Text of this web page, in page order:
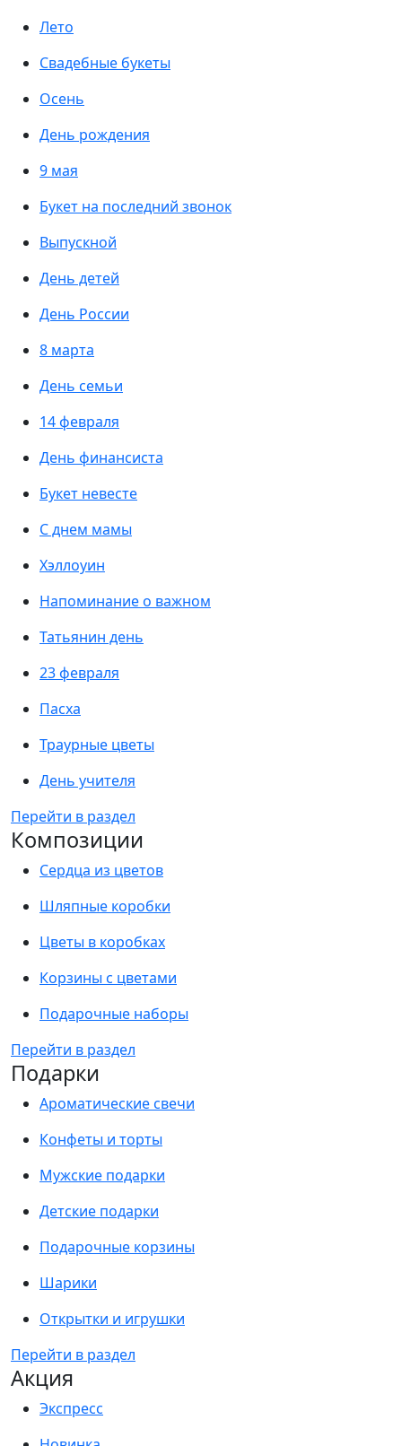
Лето
Свадебные букеты
Осень
День рождения
9 мая
Букет на последний звонок
Выпускной
День детей
День России
8 марта
День семьи
14 февраля
День финансиста
Букет невесте
С днем мамы
Хэллоуин
Напоминание о важном
Татьянин день
23 февраля
Пасха
Траурные цветы
День учителя
Перейти в раздел
Композиции
Сердца из цветов
Шляпные коробки
Цветы в коробках
Корзины с цветами
Подарочные наборы
Перейти в раздел
Подарки
Ароматические свечи
Конфеты и торты
Мужские подарки
Детские подарки
Подарочные корзины
Шарики
Открытки и игрушки
Перейти в раздел
Акция
Экспресс